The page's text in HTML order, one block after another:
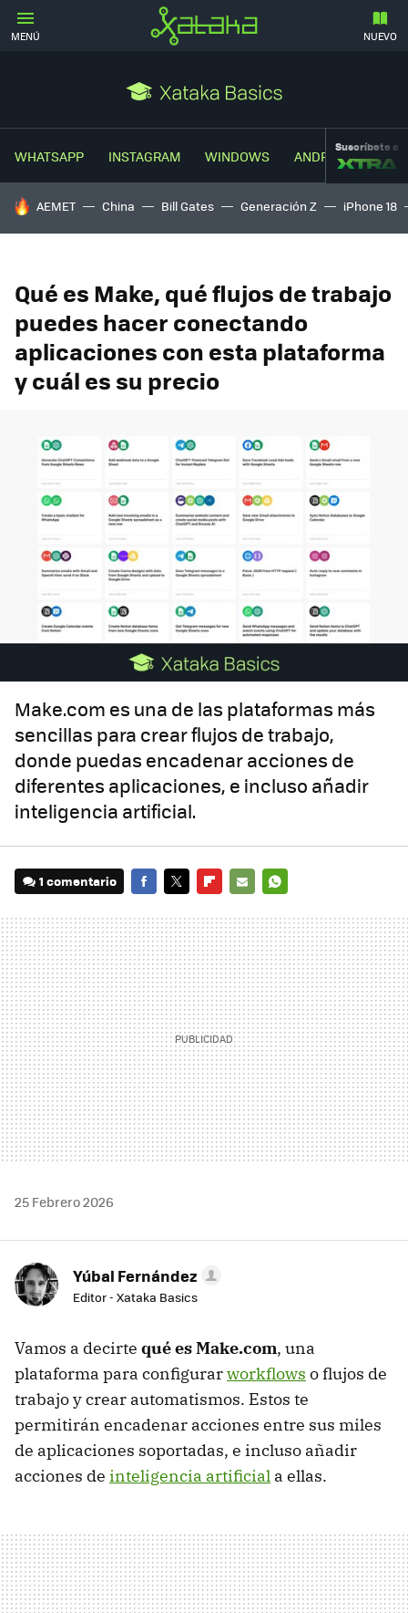
MENÚ NUEVO
WHATSAPP INSTAGRAM WINDOWS ANDROIDSuscríbete a
HOY SE HABLA DE
AEMET China Bill Gates Generación Z iPhone 18
Qué es Make, qué flujos de trabajo
puedes hacer conectando
aplicaciones con esta plataforma
y cuál es su precio
Make.com es una de las plataformas más
sencillas para crear flujos de trabajo,
donde puedas encadenar acciones de
diferentes aplicaciones, e incluso añadir
inteligencia artificial.
1 comentario
MAIL
25 Febrero 2026
Yúbal Fernández
Editor - Xataka Basics
Vamos a decirte qué es Make.com, una
plataforma para configurarworkflows o flujos de
trabajo y crear automatismos. Estos te
permitirán encadenar acciones entre sus miles
de aplicaciones soportadas, e incluso añadir
acciones de inteligencia artificial a ellas.